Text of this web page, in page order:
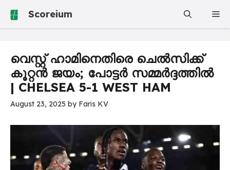
Scoreium
വെസ്റ്റ് ഹാമിനെതിരെ ചെൽസിക്ക്
കൂറ്റൻ ജയം; പോട്ടർ സമ്മർദ്ദത്തിൽ
| CHELSEA 5-1 WEST HAM
August 23, 2025 by Faris KV